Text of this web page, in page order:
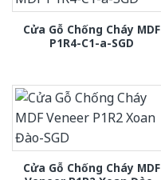
Cửa Gỗ Chống Cháy MDF
P1R4-C1-a-SGD
Cửa Gỗ Chống Cháy MDF